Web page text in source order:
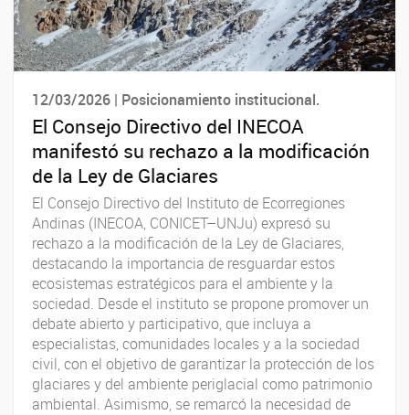
12/03/2026 | Posicionamiento institucional.
El Consejo Directivo del INECOA
manifestó su rechazo a la modificación
de la Ley de Glaciares
El Consejo Directivo del Instituto de Ecorregiones
Andinas (INECOA, CONICET–UNJu) expresó su
rechazo a la modificación de la Ley de Glaciares,
destacando la importancia de resguardar estos
ecosistemas estratégicos para el ambiente y la
sociedad. Desde el instituto se propone promover un
debate abierto y participativo, que incluya a
especialistas, comunidades locales y a la sociedad
civil, con el objetivo de garantizar la protección de los
glaciares y del ambiente periglacial como patrimonio
ambiental. Asimismo, se remarcó la necesidad de